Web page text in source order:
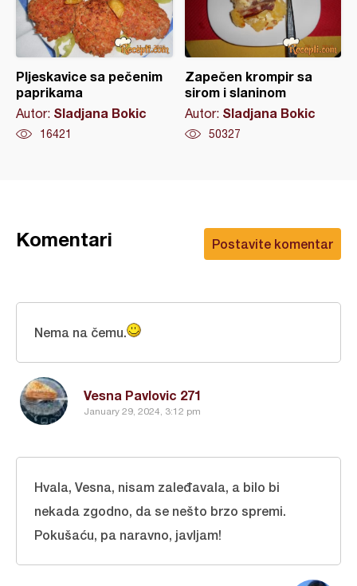
Pljeskavice sa pečenim
paprikama
Autor: Sladjana Bokic
16421
Zapečen krompir sa
sirom i slaninom
Autor: Sladjana Bokic
50327
Postavite komentar
Komentari
Vesna Pavlovic 271
January 29, 2024, 3:12 pm
Nema na čemu.
Hvala, Vesna, nisam zaleđavala, a bilo bi
nekada zgodno, da se nešto brzo spremi.
Pokušaću, pa naravno, javljam!